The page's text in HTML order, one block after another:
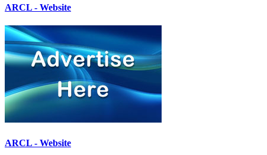
ARCL - Website
ARCL - Website